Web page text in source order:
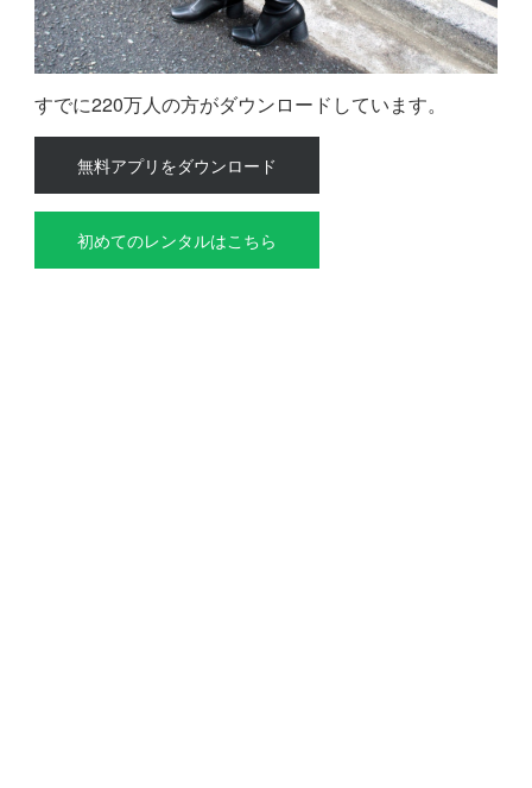
すでに220万人の方がダウンロードしています。
無料アプリをダウンロード
初めてのレンタルはこちら